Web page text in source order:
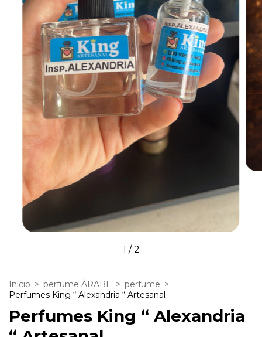
1 /2
Início > perfume ÁRABE > perfume >
Perfumes King “ Alexandria “ Artesanal
Perfumes King “ Alexandria